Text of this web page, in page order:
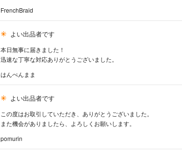
FrenchBraid
よい出品者です
本日無事に届きました！
迅速な丁寧な対応ありがとうございました。
はんぺんまま
よい出品者です
この度はお取引していただき、ありがとうございました。
また機会がありましたら、よろしくお願いします。
pomurin